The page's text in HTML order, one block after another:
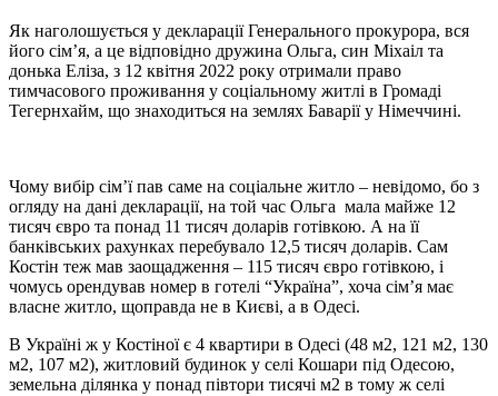
Як наголошується у декларації Генерального прокурора, вся
його сім’я, а це відповідно дружина Ольга, син Міхаіл та
донька Еліза, з 12 квітня 2022 року отримали право
тимчасового проживання у соціальному житлі в Громаді
Тегернхайм, що знаходиться на землях Баварії у Німеччині.
Чому вибір сім’ї пав саме на соціальне житло – невідомо, бо з
огляду на дані декларації, на той час Ольга мала майже 12
тисяч євро та понад 11 тисяч доларів готівкою. А на її
банківських рахунках перебувало 12,5 тисяч доларів. Сам
Костін теж мав заощадження – 115 тисяч євро готівкою, і
чомусь орендував номер в готелі “Україна”, хоча сім’я має
власне житло, щоправда не в Києві, а в Одесі.
В Україні ж у Костіної є 4 квартири в Одесі (48 м2, 121 м2, 130
м2, 107 м2), житловий будинок у селі Кошари під Одесою,
земельна ділянка у понад півтори тисячі м2 в тому ж селі